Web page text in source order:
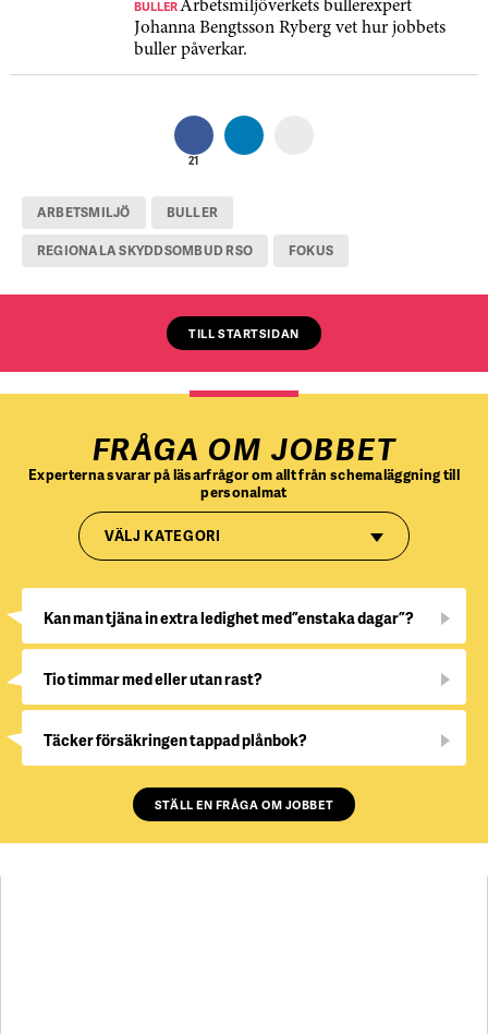
BULLERArbetsmiljöverkets bullerexpert
Johanna Bengtsson Ryberg vet hur jobbets
buller påverkar.
21
ARBETSMILJÖ BULLER
REGIONALA SKYDDSOMBUD RSO FOKUS
TILL STARTSIDAN
FRÅGA OM JOBBET
Experterna svarar på läsarfrågor om allt från schemaläggning till
personalmat
VÄLJ KATEGORI
Kan man tjäna in extra ledighet med ”enstaka dagar”?
Tio timmar med eller utan rast?
Täcker försäkringen tappad plånbok?
STÄLL EN FRÅGA OM JOBBET